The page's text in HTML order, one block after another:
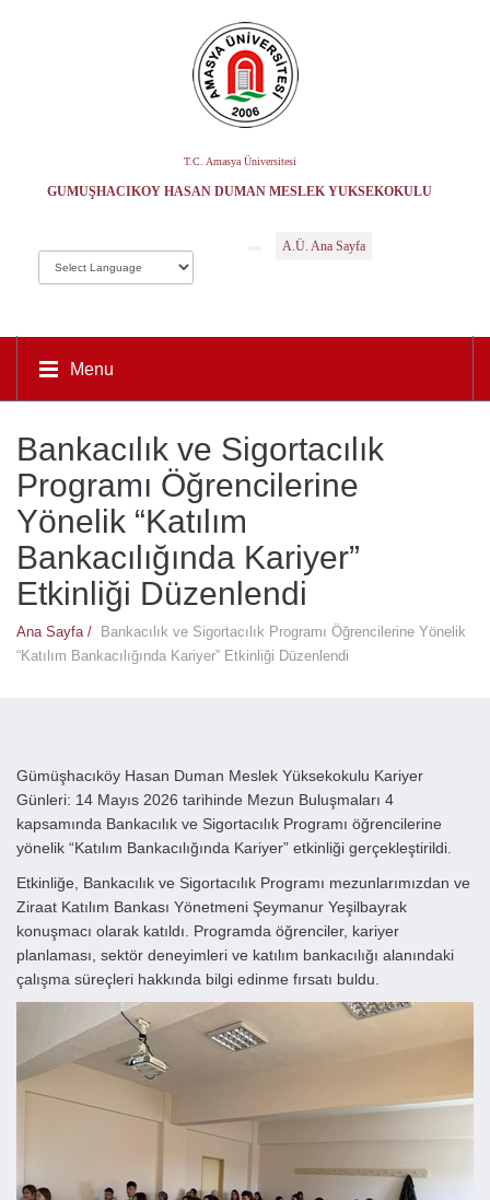
T.C. Amasya Üniversitesi
GÜMÜŞHACIKÖY HASAN DUMAN MESLEK YÜKSEKOKULU
A.Ü. Ana Sayfa
Menu
Bankacılık ve Sigortacılık
Programı Öğrencilerine
Yönelik “Katılım
Bankacılığında Kariyer”
Etkinliği Düzenlendi
Ana Sayfa /
Bankacılık ve Sigortacılık Programı Öğrencilerine Yönelik
“Katılım Bankacılığında Kariyer” Etkinliği Düzenlendi
Gümüşhacıköy Hasan Duman Meslek Yüksekokulu Kariyer
Günleri: 14 Mayıs 2026 tarihinde Mezun Buluşmaları 4
kapsamında Bankacılık ve Sigortacılık Programı öğrencilerine
yönelik “Katılım Bankacılığında Kariyer” etkinliği gerçekleştirildi.
Etkinliğe, Bankacılık ve Sigortacılık Programı mezunlarımızdan ve
Ziraat Katılım Bankası Yönetmeni Şeymanur Yeşilbayrak
konuşmacı olarak katıldı. Programda öğrenciler, kariyer
planlaması, sektör deneyimleri ve katılım bankacılığı alanındaki
çalışma süreçleri hakkında bilgi edinme fırsatı buldu.